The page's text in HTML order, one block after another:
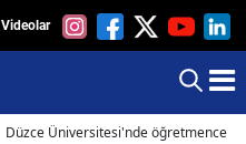
Videolar
Düzce Üniversitesi'nde öğretmence